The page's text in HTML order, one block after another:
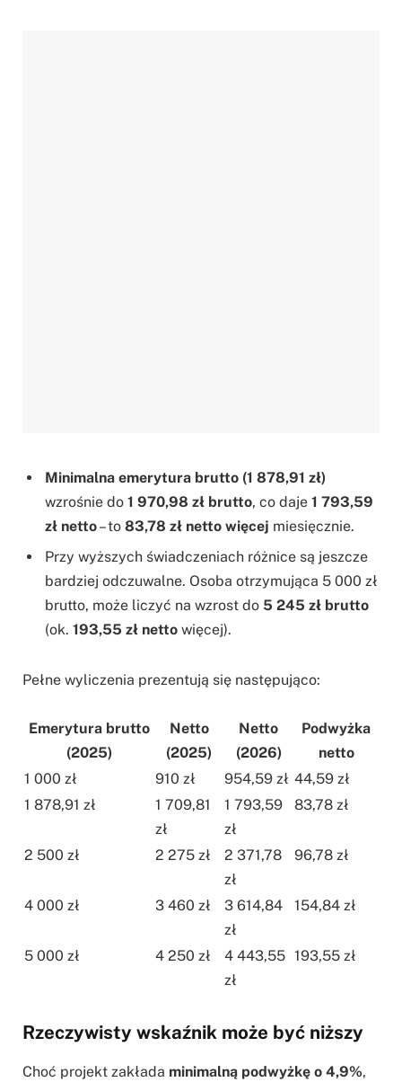
Minimalna emerytura brutto (1 878,91 zł)
wzrośnie do 1 970,98 zł brutto, co daje 1 793,59
zł netto– to 83,78 zł netto więcej miesięcznie.
Przy wyższych świadczeniach różnice są jeszcze
bardziej odczuwalne. Osoba otrzymująca 5 000 zł
brutto, może liczyć na wzrost do 5 245 zł brutto
(ok. 193,55 zł netto więcej).
Pełne wyliczenia prezentują się następująco:
Emerytura brutto
(2025)
Netto
(2025)
Netto
(2026)
Podwyżka
netto
1 000 zł
910 zł 954,59 zł 44,59 zł
1 878,91 zł
1 709,81
zł
1 793,59
zł
83,78 zł
2 500 zł 2 275 zł
2 371,78
zł
96,78 zł
4 000 zł 3 460 zł
3 614,84
zł
154,84 zł
5 000 zł 4 250 zł
4 443,55
zł
193,55 zł
Rzeczywisty wskaźnik może być niższy
Choć projekt zakłada minimalną podwyżkę o 4,9%,